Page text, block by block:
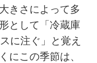
きさによって多
として「冷蔵庫
に注ぐ」と覚え
にこの季節は、